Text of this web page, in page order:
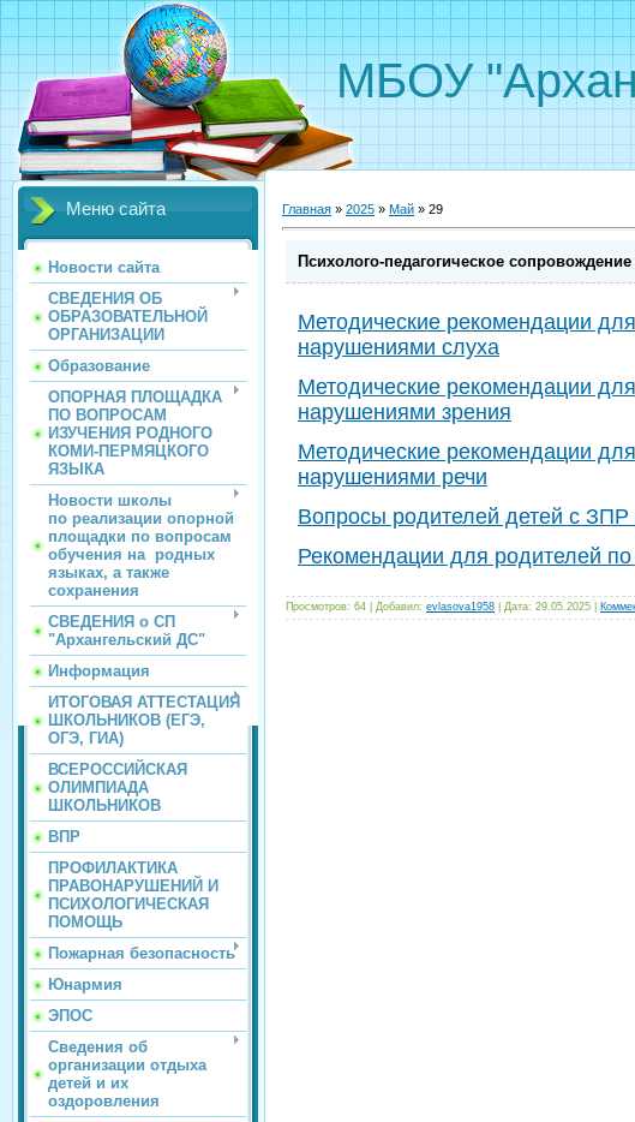
МБОУ
Меню сайта
Новости сайта
СВЕДЕНИЯ ОБ
ОБРАЗОВАТЕЛЬНОЙ
ОРГАНИЗАЦИИ
Образование
ОПОРНАЯ ПЛОЩАДКА
ПО ВОПРОСАМ
ИЗУЧЕНИЯ РОДНОГО
КОМИ-ПЕРМЯЦКОГО
ЯЗЫКА
Новости школы
по реализации опорной
площадки по вопросам
обучения на родных
языках, а также
сохранения
СВЕДЕНИЯ о СП
"Архангельский ДС"
Информация
ИТОГОВАЯ АТТЕСТАЦИЯ
ШКОЛЬНИКОВ (ЕГЭ,
ОГЭ, ГИА)
ВСЕРОССИЙСКАЯ
ОЛИМПИАДА
ШКОЛЬНИКОВ
ВПР
ПРОФИЛАКТИКА
ПРАВОНАРУШЕНИЙ И
ПСИХОЛОГИЧЕСКАЯ
ПОМОЩЬ
Пожарная безопасность
Юнармия
ЭПОС
Сведения об
организации отдыха
детей и их
оздоровления
Главная » 2025 » Май » 29
Психолого-педагогическое
Методические рекомендации
нарушениями слуха
Методические рекомендации
нарушениями зрения
Методические рекомендации
нарушениями речи
Вопросы родителей детей с ЗПР
Рекомендации для родителей
Просмотров: 64 Добавил: evlasova1958 Дата: 29.05.2025